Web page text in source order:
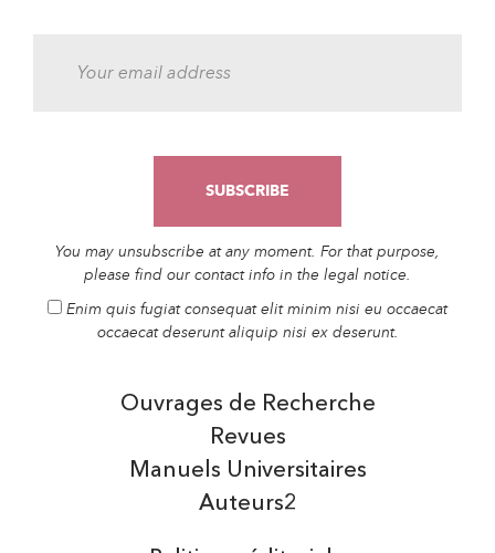
You may unsubscribe at any moment. For that purpose,
please find our contact info in the legal notice.
Enim quis fugiat consequat elit minim nisi eu occaecat
occaecat deserunt aliquip nisi ex deserunt.
Auteurs2
Manuels Universitaires
Ouvrages de Recherche
Revues